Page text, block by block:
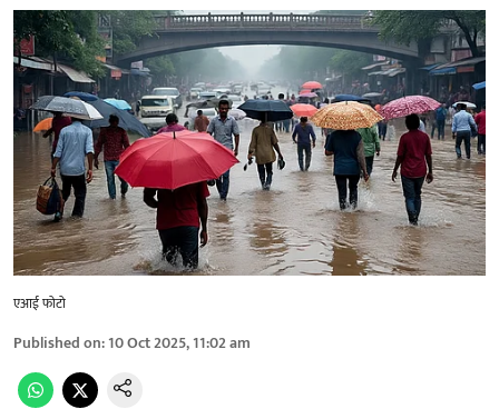
एआई फोटो
Published on:10 Oct 2025, 11:02 am